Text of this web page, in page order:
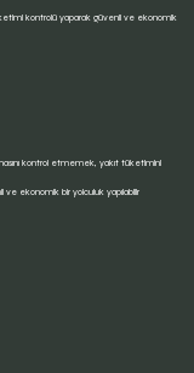
kontrolü yaparak güvenli ve ekonomik
kontrol etmemek, yakıt tüketimini
ve ekonomik bir yolculuk yapılabilir